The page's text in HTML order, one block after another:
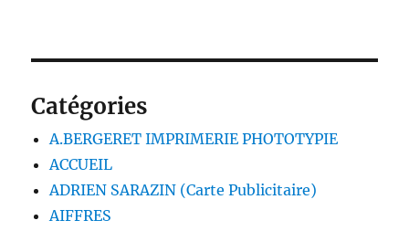
Catégories
A.BERGERET IMPRIMERIE PHOTOTYPIE
ACCUEIL
ADRIEN SARAZIN (Carte Publicitaire)
AIFFRES